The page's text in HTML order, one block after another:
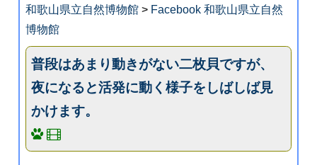
和歌山県立自然博物館> Facebook 和歌山県立自然
博物館
普段はあまり動きがない二枚貝ですが、
夜になると活発に動く様子をしばしば見
かけます。